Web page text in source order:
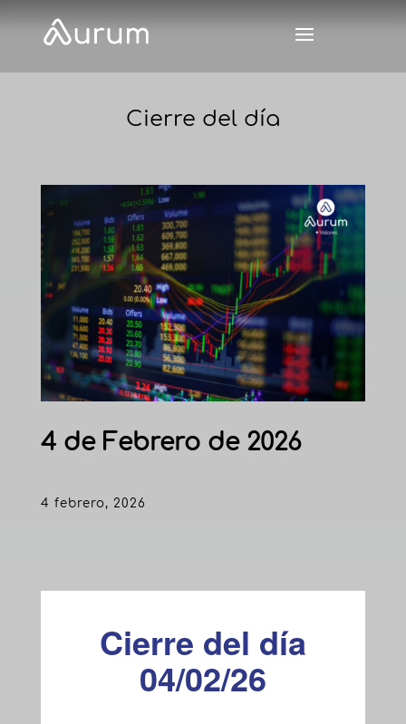
Cierre del día
4 de Febrero de 2026
4 febrero, 2026
Cierre del día
04/02/26